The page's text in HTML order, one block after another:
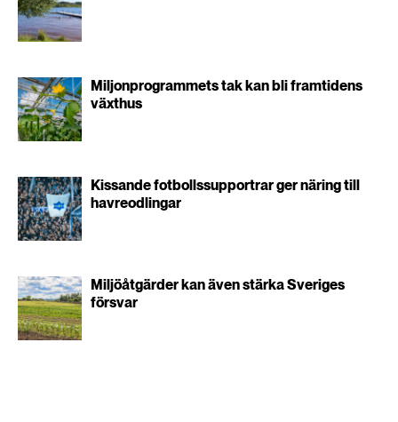
Miljonprogrammets tak kan bli framtidens
växthus
Kissande fotbollssupportrar ger näring till
havreodlingar
Miljöåtgärder kan även stärka Sveriges
försvar